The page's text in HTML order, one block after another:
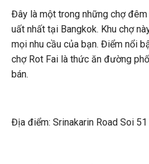
Đây là một trong những chợ
uất nhất tại Bangkok. Khu chợ
mọi nhu cầu của bạn. Điểm nổi
chợ Rot Fai là thức ăn đường
bán.
Địa điểm: Srinakarin Road Soi